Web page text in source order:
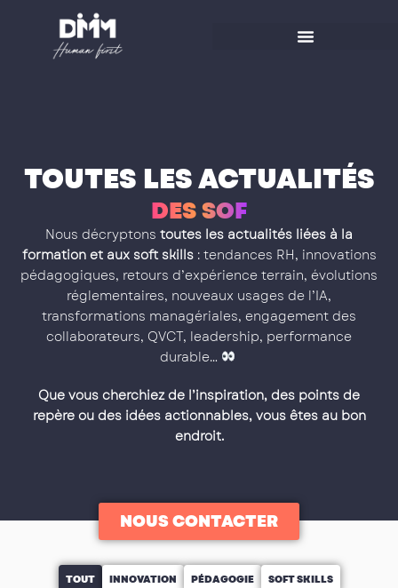
TOUTES LES ACTUALITÉS
SSOFTSK
Nous décryptons toutes les actualités liées à la
formation et aux soft skills: tendances RH, innovations
pédagogiques, retours d’expérience terrain, évolutions
réglementaires, nouveaux usages de l’IA,
transformations managériales, engagement des
collaborateurs, QVCT, leadership, performance
durable…
Que vous cherchiez de l’inspiration, des points de
repère ou des idées actionnables, vous êtes au bon
endroit.
NOUS CONTACTER
INNOVATION PÉDAGOGIE SOFT SKILLS
TOUT